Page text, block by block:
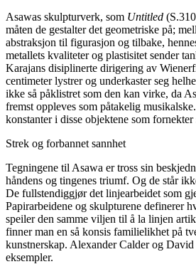
Asawas skulpturverk, som Untitled
måten de gestalter det geometriske på;
abstraksjon til figurasjon og tilbake,
metallets kvaliteter og plastisitet sender
Karajans disiplinerte dirigering av
centimeter lystrer og underkaster seg
ikke så påklistret som den kan virke, da
fremst oppleves som påtakelig
konstanter i disse objektene som
Strek og forbannet sannhet
Tegningene til Asawa er tross sin
håndens og tingenes triumf. Og de står
De fullstendiggjør det linjearbeidet som
Papirarbeidene og skulpturene definerer
speiler den samme viljen til å la linjen
finner man en så konsis familielikhet på
kunstnerskap. Alexander Calder og
eksempler.